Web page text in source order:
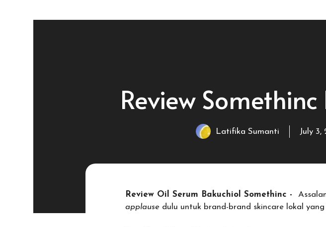
Review
Latifika Sumanti July 3,
Review Oil Serum Bakuchiol Somethinc -
applause dulu untuk brand-brand skincare lokal